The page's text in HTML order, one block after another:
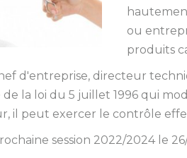
ou
produits
d'entreprise, directeur
la loi du 5 juillet 1996 qui
il peut exercer le contrôle
session 2022/2024 le